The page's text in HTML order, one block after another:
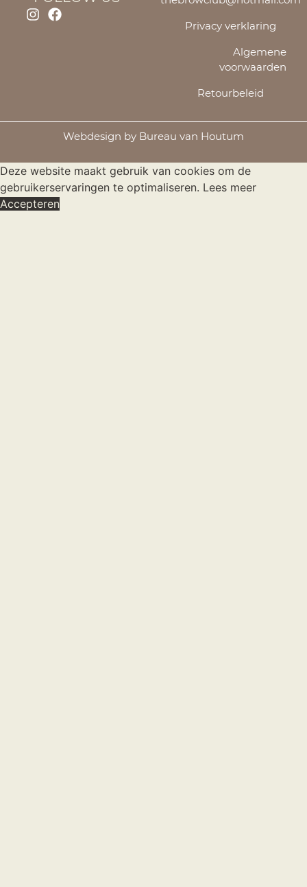
Privacy verklaring
Algemene
voorwaarden
Retourbeleid
Webdesign by Bureau van Houtum
Deze website maakt gebruik van cookies om de
gebruikerservaringen te optimaliseren. Lees meer
Accepteren